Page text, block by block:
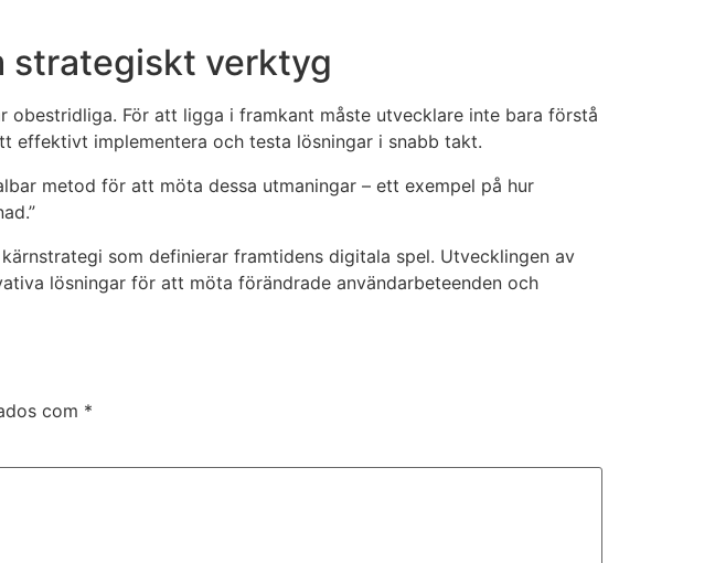
strategiskt verktyg
obestridliga. För att ligga i framkant måste utvecklare inte bara förstå
effektivt implementera och testa lösningar i snabb takt.
metod för att möta dessa utmaningar – ett exempel på hur
som definierar framtidens digitala spel. Utvecklingen av
lösningar för att möta förändrade användarbeteenden och
com *